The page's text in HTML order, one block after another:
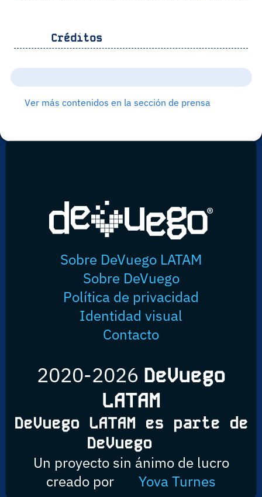
Créditos
Ver más contenidos en la sección de prensa
Sobre DeVuego LATAM
Sobre DeVuego
Política de privacidad
Identidad visual
Contacto
2020-2026 DeVuego
LATAM
DeVuego LATAM es parte de
DeVuego
Un proyecto sin ánimo de lucro
creado por
Yova Turnes